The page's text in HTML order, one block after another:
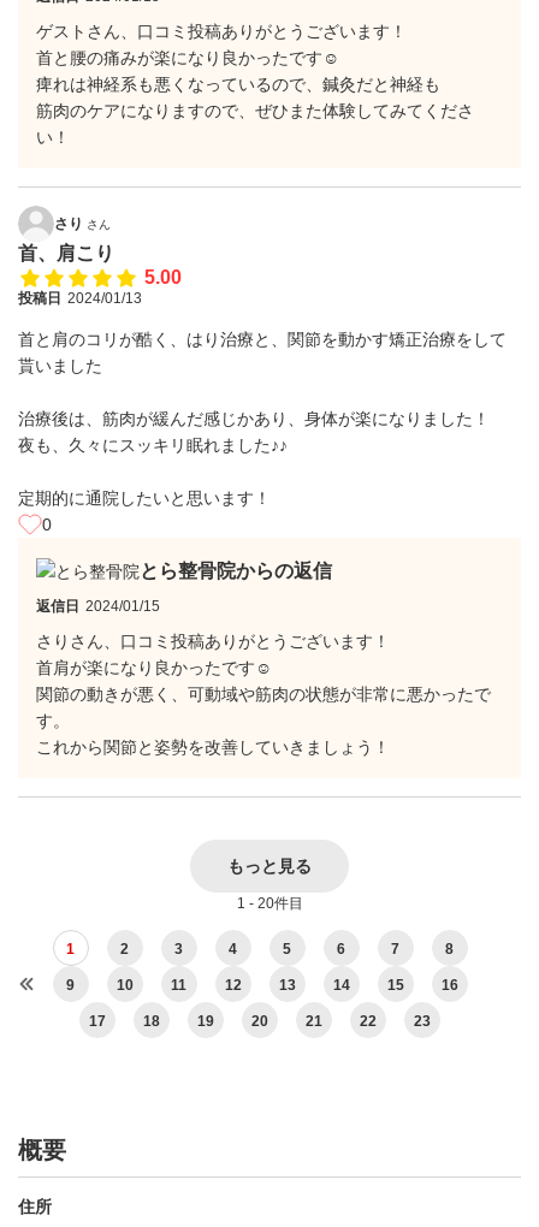
ゲストさん、口コミ投稿ありがとうございます！
首と腰の痛みが楽になり良かったです☺
痺れは神経系も悪くなっているので、鍼灸だと神経も
筋肉のケアになりますので、ぜひまた体験してみてくださ
い！
さり さん
首、肩こり
5.00
投稿日 2024/01/13
首と肩のコリが酷く、はり治療と、関節を動かす矯正治療をして
貰いました
治療後は、筋肉が緩んだ感じかあり、身体が楽になりました！
夜も、久々にスッキリ眠れました♪♪
定期的に通院したいと思います！
0
とら整骨院からの返信
返信日 2024/01/15
さりさん、口コミ投稿ありがとうございます！
首肩が楽になり良かったです☺
関節の動きが悪く、可動域や筋肉の状態が非常に悪かったで
す。
これから関節と姿勢を改善していきましょう！
もっと見る
1 - 20件目
1 2 3 4 5 6 7 8
9 10 11 12 13 14 15 16
17 18 19 20 21 22 23
概要
住所